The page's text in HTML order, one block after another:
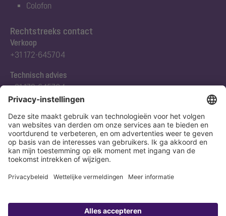
Rechtstreeks contact
Verkoop
+31 172-645704
Technisch advies
+31 172-645704
Abonneert u zich op onze nieuwsbrief
Nu aanmelden
Colofon
Verklaring Colofon